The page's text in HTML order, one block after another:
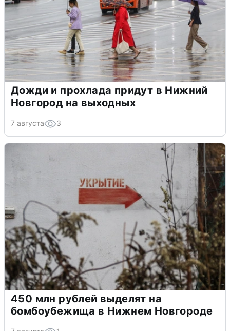
Дожди и прохлада придут в Нижний
Новгород на выходных
7 августа 3
450 млн рублей выделят на
бомбоубежища в Нижнем Новгороде